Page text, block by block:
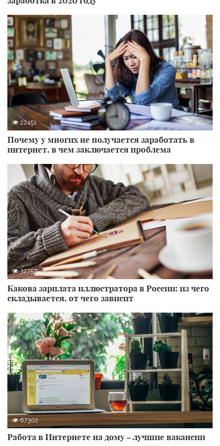
22451
Почему у многих не получается заработать в
интернет, в чем заключается проблема
32757
Какова зарплата иллюстратора в России: из чего
складывается, от чего зависит
67302
Работа в Интернете на дому – лучшие вакансии